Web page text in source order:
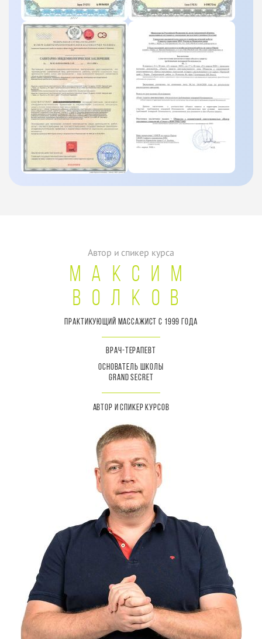
Автор и спикер курса
Максим
Волков
Практикующий Массажист с 1999 года
Врач-терапевт
Основатель школы
Grand Secret
АВТОР И СПИКЕР КУРСОВ